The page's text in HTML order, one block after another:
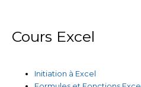
Cours Excel
Initiation à Excel